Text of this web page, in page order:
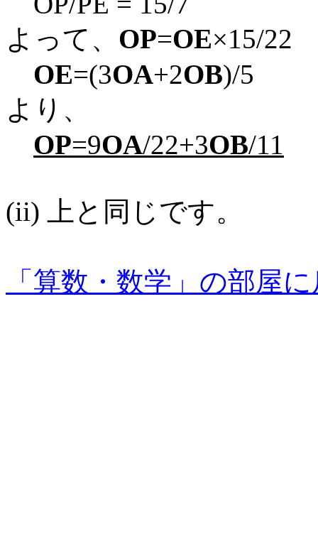
よって、 OP=OE×15/22
OE=(3OA+2OB)/5
より、
OP=9OA/22+3OB/11
(ii) 上と同じです。
「算数・数学」の部屋